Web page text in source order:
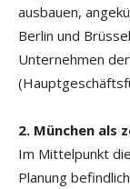
ausbauen,
Berlin und
Unternehmen
2. München als
Im Mittelpunkt
Planung